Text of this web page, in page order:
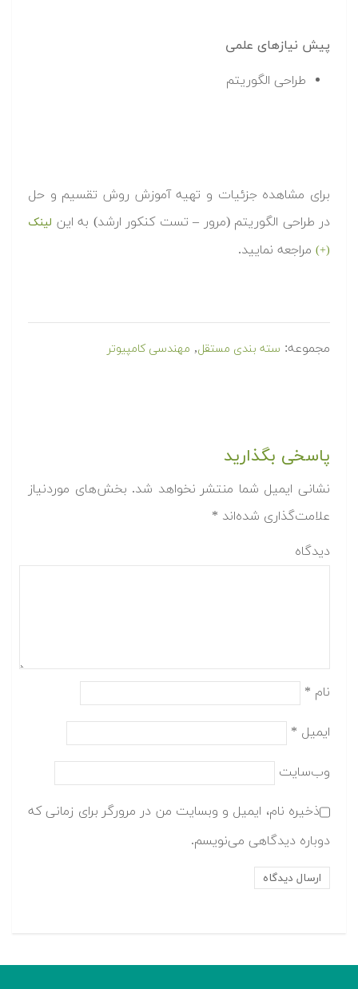
پیش نیازهای علمی
طراحی الگوریتم
برای مشاهده جزئیات و تهیه آموزش روش تقسیم و حل
در طراحی الگوریتم (مرور – تست کنکور ارشد) به این لینک
(+) مراجعه نمایید.
مجموعه: سته بندی مستقل, مهندسی کامپیوتر
پاسخی بگذارید
نشانی ایمیل شما منتشر نخواهد شد. بخش‌های موردنیاز
علامت‌گذاری شده‌اند *
دیدگاه
نام *
ایمیل *
وب‌سایت
ذخیره نام، ایمیل و وبسایت من در مرورگر برای زمانی که
دوباره دیدگاهی می‌نویسم.